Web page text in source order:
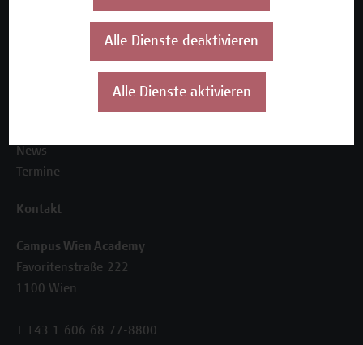
Inhouse-Weiterbildung
Die Campus Wien Academy
Referenzen und Partner*innen
News
Termine
Kontakt
Campus Wien Academy
Favoritenstraße 222
1100 Wien
T +43 1 606 68 77-8800
Alle Dienste deaktivieren
Alle Dienste aktivieren